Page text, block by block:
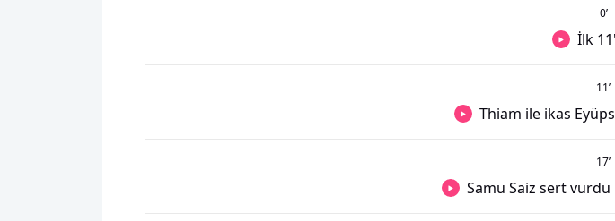
0’
İlk
11’
Thiam ile ikas
17’
Samu Saiz sert vurdu